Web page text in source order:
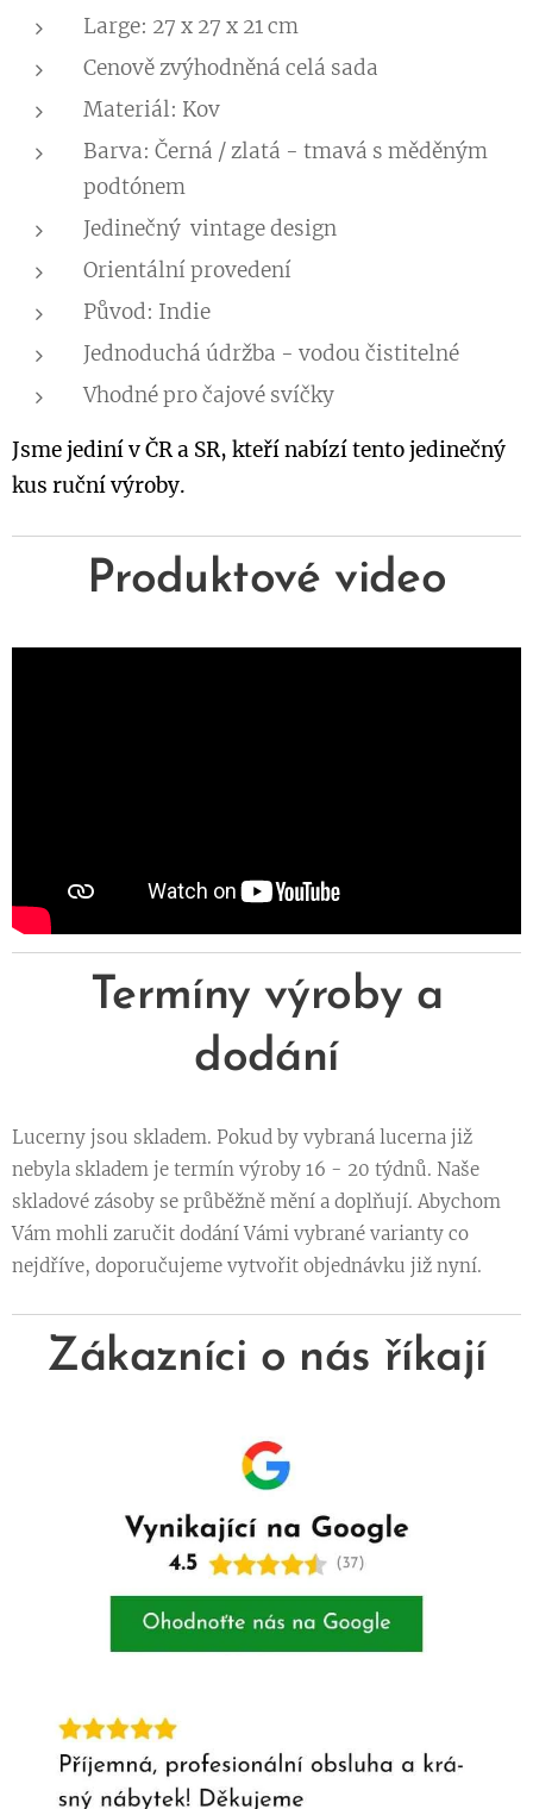
Large: 27 x 27 x 21 cm
Cenově zvýhodněná celá sada
Materiál: Kov
Barva: Černá / zlatá - tmavá s měděným
podtónem
Jedinečný vintage design
Orientální provedení
Původ: Indie
Jednoduchá údržba - vodou čistitelné
Vhodné pro čajové svíčky
Jsme jediní v ČR a SR, kteří nabízí tento jedinečný
kus ruční výroby.
Produktové video
Termíny výroby a
dodání
Lucerny jsou skladem. Pokud by vybraná lucerna již
nebyla skladem je termín výroby 16 - 20 týdnů. Naše
skladové zásoby se průběžně mění a doplňují. Abychom
Vám mohli zaručit dodání Vámi vybrané varianty co
nejdříve, doporučujeme vytvořit objednávku již nyní.
Zákazníci o nás říkají